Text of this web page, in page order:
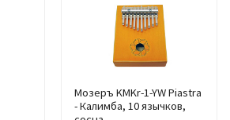
Мозеръ KMKr-1-YW Piastra
- Калимба, 10 язычков,